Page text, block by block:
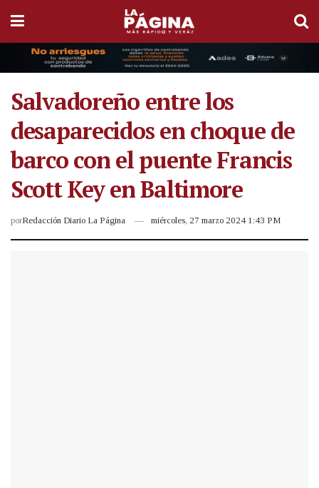
Salvadoreño entre los
desaparecidos en choque de
barco con el puente Francis
Scott Key en Baltimore
porRedacción Diario La Página miércoles, 27 marzo 2024 1:43 PM